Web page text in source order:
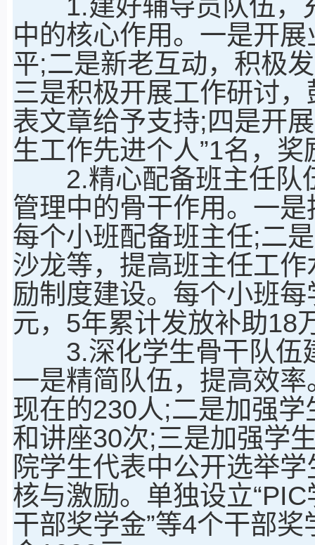
中的核心作用。一是开
平;二是新老互动，积极
三是积极开展工作研讨
表文章给予支持;四是开
生工作先进个人”1名，奖
2.精心配备班主任队
管理中的骨干作用。一是
每个小班配备班主任;二
沙龙等，提高班主任工
励制度建设。每个小班
元，5年累计发放补助18
3.深化学生骨干队伍
一是精简队伍，提高效
现在的230人;二是加强
和讲座30次;三是加强学
院学生代表中公开选举
核与激励。单独设立
干部奖学金”等4个干部